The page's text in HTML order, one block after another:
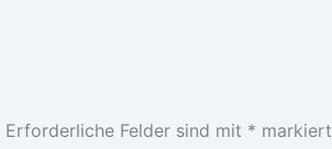
Erforderliche Felder sind mit * markiert